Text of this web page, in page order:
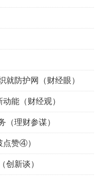
就防护网（财经眼）
能（财经观）
（理财参谋）
点赞④）
创新谈）